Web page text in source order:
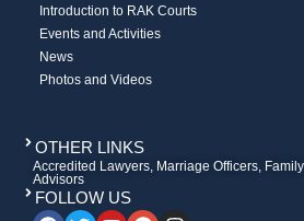
Introduction to RAK Courts
Events and Activities
News
Photos and Videos
OTHER LINKS
Accredited Lawyers, Marriage Officers, Family
Advisors
FOLLOW US